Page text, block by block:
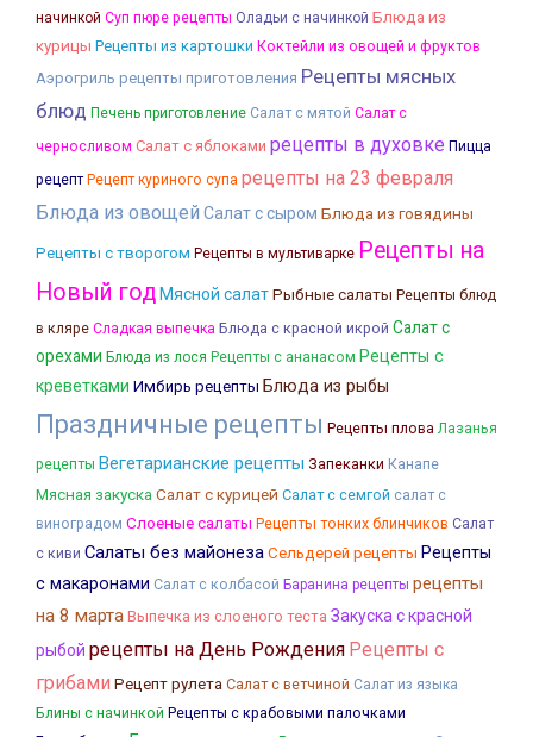
начинкой Суп пюре рецепты Оладьи с начинкой Блюда из
курицы Рецепты из картошки Коктейли из овощей и фруктов
Аэрогриль рецепты приготовления Рецепты мясных
блюд Печень приготовление Салат с мятой Салат с
черносливом Салат с яблоками рецепты в духовке Пицца
рецепт Рецепт куриного супа рецепты на 23 февраля
Блюда из овощей Салат с сыром Блюда из говядины
Рецепты с творогом Рецепты в мультиварке Рецепты на
Новый год Мясной салатРыбные салаты Рецепты блюд
в кляре Сладкая выпечка Блюда с красной икрой Салат с
орехами Блюда из лося Рецепты с ананасом Рецепты с
креветками Имбирь рецепты Блюда из рыбы
Праздничные рецепты Рецепты плова Лазанья
рецепты Вегетарианские рецепты Запеканки Канапе
Мясная закускаСалат с курицей Салат с семгой салат с
виноградом Слоеные салаты Рецепты тонких блинчиков Салат
с киви Салаты без майонеза Сельдерей рецепты Рецепты
с макаронами Салат с колбасой Баранина рецепты рецепты
на 8 марта Выпечка из слоеного теста Закуска с красной
рыбой рецепты на День Рождения Рецепты с
грибами Рецепт рулета Салат с ветчиной Салат из языка
Блины с начинкой Рецепты с крабовыми палочками